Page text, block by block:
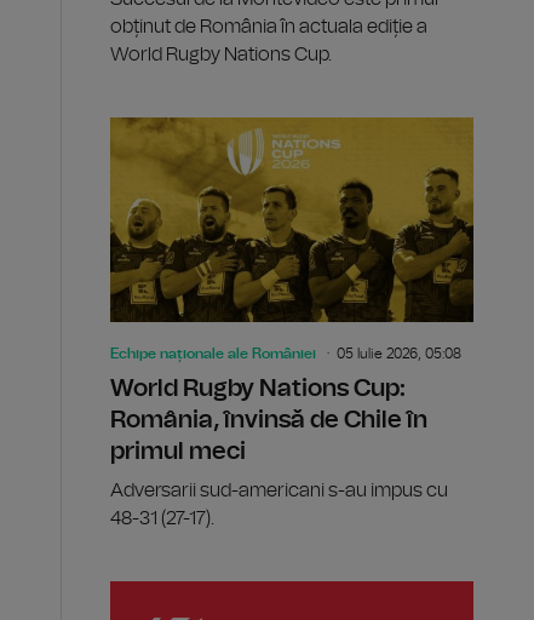
obținut de România în actuala ediție a
World Rugby Nations Cup.
Echipe naționale ale României 05 Iulie 2026, 05:08
World Rugby Nations Cup:
România, învinsă de Chile în
primul meci
Adversarii sud-americani s-au impus cu
48-31 (27-17).